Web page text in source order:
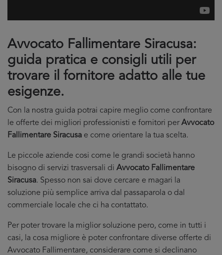
Avvocato Fallimentare Siracusa:
guida pratica e consigli utili per
trovare il fornitore adatto alle tue
esigenze.
Con la nostra guida potrai capire meglio come confrontare
le offerte dei migliori professionisti e fornitori perAvvocato
Fallimentare Siracusa e come orientare la tua scelta.
Le piccole aziende cosi come le grandi società hanno
bisogno di servizi trasversali di Avvocato Fallimentare
Siracusa. Spesso non sai dove cercare e magari la
soluzione più semplice arriva dal passaparola o dal
commerciale locale che ci ha contattato.
Per poter trovare la miglior soluzione pero, come in tutti i
casi, la cosa migliore è poter confrontare diverse offerte di
Avvocato Fallimentare, considerare come si declinano